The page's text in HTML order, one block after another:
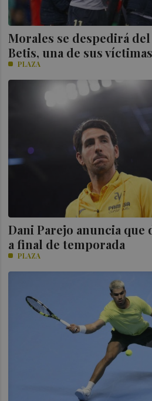
Morales se despedirá
Betis, una de sus
PLAZA
Dani Parejo anuncia que
a final de temporada
PLAZA